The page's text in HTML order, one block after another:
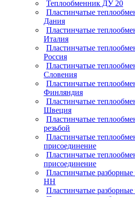
Теплообменник ДУ 20
Пластинчатые
Дания
Пластинчатые
Италия
Пластинчатые
Россия
Пластинчатые
Словения
Пластинчатые
Финляндия
Пластинчатые
Швеция
Пластинчатые
резьбой
Пластинчатые
присоединение
Пластинчатые
присоединение
Пластинчатые
НН
Пластинчатые